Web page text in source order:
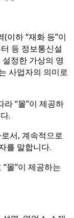
이하 “재화 등”이
등 정보통신설
정한 가상의 영
사업자의 의미로
“몰”이 제공하
.
서, 계속적으로
를 말합니다.
몰”이 제공하는